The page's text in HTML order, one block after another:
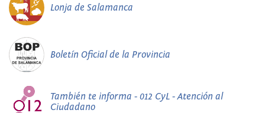
Lonja de Salamanca
Boletín Oficial de la Provincia
También te informa - 012 CyL - Atención al
Ciudadano